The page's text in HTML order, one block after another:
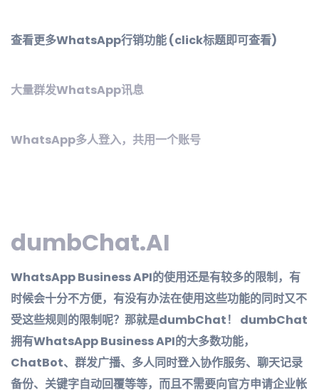
查看更多WhatsApp行销功能 (click标题即可查看)
大量群发WhatsApp讯息
WhatsApp多人登入，共用一个账号
dumbChat.AI
WhatsApp Business API的使用还是有较多的限制，有
时候会十分不方便，有没有办法在使用这些功能的同时又不
受这些规则的限制呢？那就是dumbChat！ dumbChat
拥有WhatsApp Business API的大多数功能，
ChatBot、群发广播、多人同时登入协作服务、聊天记录
备份、关键字自动回覆等等，而且不需要向官方申请企业帐